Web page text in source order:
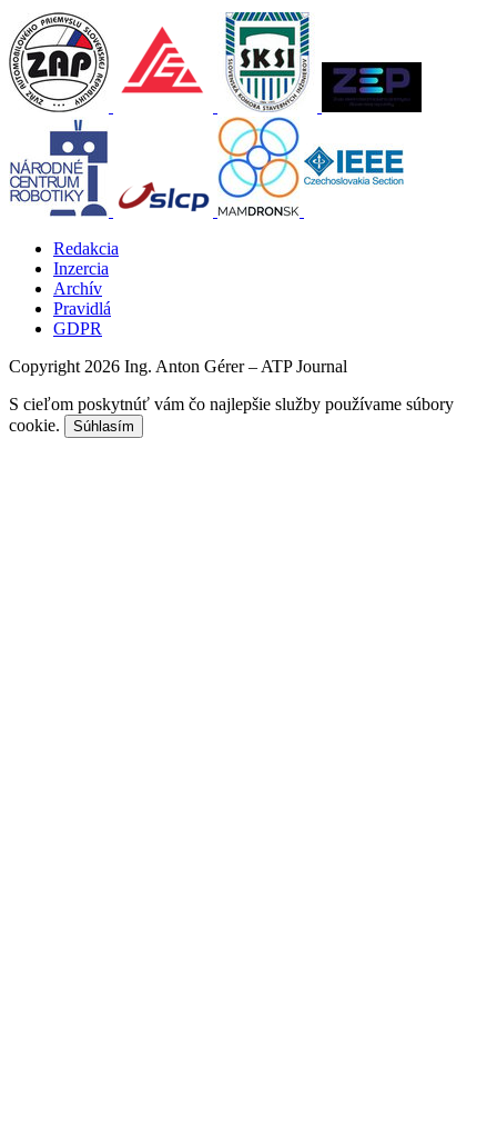
Redakcia
Inzercia
Archív
Pravidlá
GDPR
Copyright 2026 Ing. Anton Gérer – ATP Journal
S cieľom poskytnúť vám čo najlepšie služby používame súbory
cookie.
Súhlasím